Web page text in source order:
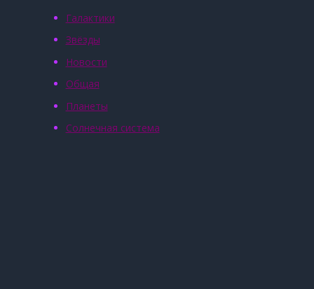
Галактики
Звёзды
Новости
Общая
Планеты
Солнечная система